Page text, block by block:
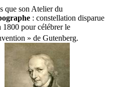
que son Atelier du
: constellation disparue
1800 pour célébrer le
» de Gutenberg.